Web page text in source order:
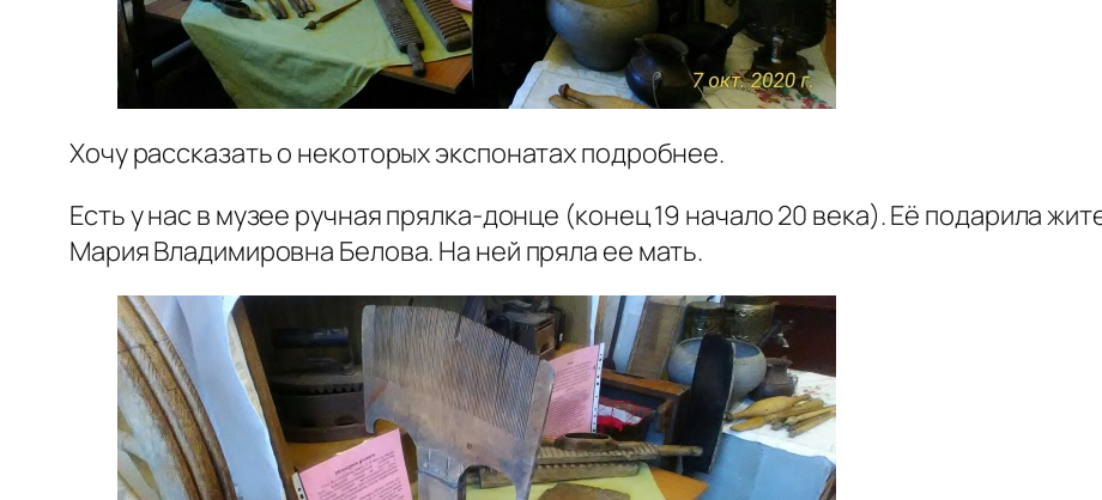
Хочу рассказать о некоторых экспонатах подробнее.
Есть у нас в музее ручная прялка-донце (конец 19 начало 20 века). Её подарила
Мария Владимировна Белова. На ней пряла ее мать.